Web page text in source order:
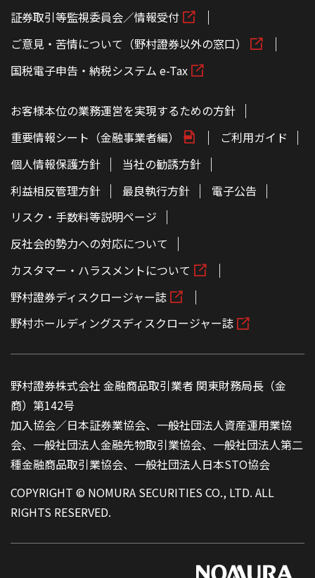
証券取引等監視委員会／情報受付
ご意見・苦情について（野村證券以外の窓口）
国税電子申告・納税システム e-Tax
お客様本位の業務運営を実現するための方針
重要情報シート（金融事業者編）
ご利用ガイド
個人情報保護方針
当社の勧誘方針
利益相反管理方針
最良執行方針
電子公告
リスク・手数料等説明ページ
反社会的勢力への対応について
カスタマー・ハラスメントについて
野村證券ディスクロージャー誌
野村ホールディングスディスクロージャー誌
野村證券株式会社 金融商品取引業者 関東財務局長（金
商）第142号
加入協会／日本証券業協会、一般社団法人資産運用業協
会、一般社団法人金融先物取引業協会、一般社団法人第二
種金融商品取引業協会、一般社団法人日本STO協会
COPYRIGHT © NOMURA SECURITIES CO., LTD. ALL
RIGHTS RESERVED.